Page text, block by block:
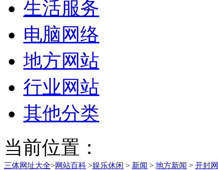
生活服务
电脑网络
地方网站
行业网站
其他分类
当前位置：
三体网址大全>网站百科 >娱乐休闲 > 新闻 > 地方新闻 > 开封网